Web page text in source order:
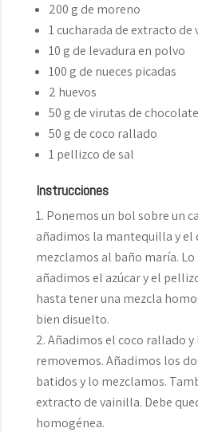
200 g de moreno
1 cucharada de extracto de
10 g de levadura en polvo
100 g de nueces picadas
2 huevos
50 g de virutas de chocolate
50 g de coco rallado
1 pellizco de sal
Instrucciones
Ponemos un bol sobre un
añadimos la mantequilla y el
mezclamos al baño maría.
añadimos el azúcar y el
hasta tener una mezcla
bien disuelto.
Añadimos el coco rallado y
removemos. Añadimos los
batidos y lo mezclamos.
extracto de vainilla. Debe
homogénea.